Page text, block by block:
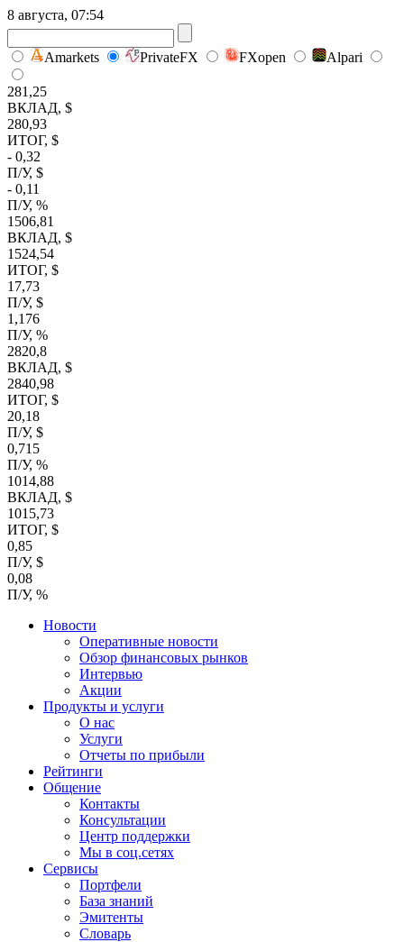
8 августа, 07:54
Amarkets PrivateFX FXopen Alpari
281,25
ВКЛАД, $
280,93
ИТОГ, $
- 0,32
П/У, $
- 0,11
П/У, %
1506,81
ВКЛАД, $
1524,54
ИТОГ, $
17,73
П/У, $
1,176
П/У, %
2820,8
ВКЛАД, $
2840,98
ИТОГ, $
20,18
П/У, $
0,715
П/У, %
1014,88
ВКЛАД, $
1015,73
ИТОГ, $
0,85
П/У, $
0,08
П/У, %
Новости
Оперативные новости
Обзор финансовых рынков
Интервью
Акции
Продукты и услуги
О нас
Услуги
Отчеты по прибыли
Рейтинги
Общение
Контакты
Консультации
Центр поддержки
Мы в соц.сетях
Сервисы
Портфели
База знаний
Эмитенты
Словарь